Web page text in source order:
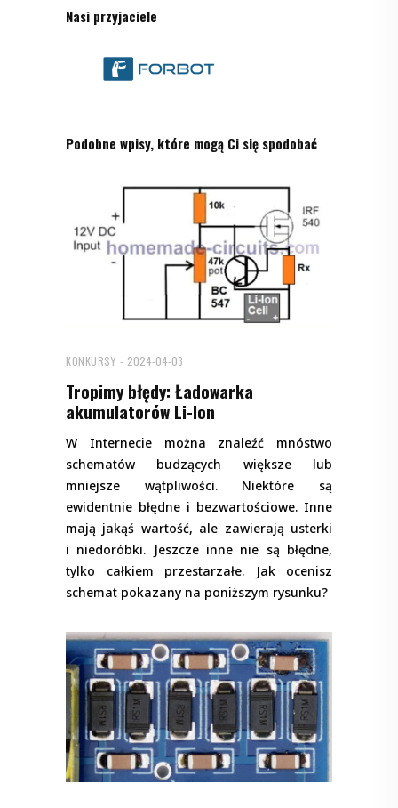
Nasi przyjaciele
Podobne wpisy, które mogą Ci się spodobać
KONKURSY 2024-04-03
Tropimy błędy: Ładowarka
akumulatorów Li-Ion
W Internecie można znaleźć mnóstwo
schematów budzących większe lub
mniejsze wątpliwości. Niektóre są
ewidentnie błędne i bezwartościowe. Inne
mają jakąś wartość, ale zawierają usterki
i niedoróbki. Jeszcze inne nie są błędne,
tylko całkiem przestarzałe. Jak ocenisz
schemat pokazany na poniższym rysunku?